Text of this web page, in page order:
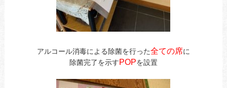
アルコール消毒による除菌を行った全ての席に
除菌完了を示すPOPを設置